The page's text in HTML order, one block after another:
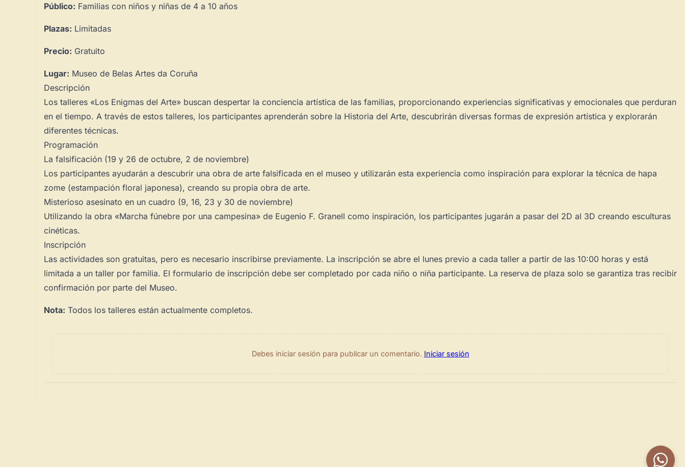
Público: Familias con niños y niñas de 4 a 10 años
Plazas: Limitadas
Precio: Gratuito
Lugar: Museo de Belas Artes da Coruña
Descripción
Los talleres «Los Enigmas del Arte» buscan despertar la conciencia artística de las familias, proporcionando experiencias significativas y emocionales que perduran
en el tiempo. A través de estos talleres, los participantes aprenderán sobre la Historia del Arte, descubrirán diversas formas de expresión artística y explorarán
diferentes técnicas.
Programación
La falsificación (19 y 26 de octubre, 2 de noviembre)
Los participantes ayudarán a descubrir una obra de arte falsificada en el museo y utilizarán esta experiencia como inspiración para explorar la técnica de hapa
zome (estampación floral japonesa), creando su propia obra de arte.
Misterioso asesinato en un cuadro (9, 16, 23 y 30 de noviembre)
Utilizando la obra «Marcha fúnebre por una campesina» de Eugenio F. Granell como inspiración, los participantes jugarán a pasar del 2D al 3D creando esculturas
cinéticas.
Inscripción
Las actividades son gratuitas, pero es necesario inscribirse previamente. La inscripción se abre el lunes previo a cada taller a partir de las 10:00 horas y está
limitada a un taller por familia. El formulario de inscripción debe ser completado por cada niño o niña participante. La reserva de plaza solo se garantiza tras recibir
confirmación por parte del Museo.
Nota: Todos los talleres están actualmente completos.
Debes iniciar sesión para publicar un comentario. Iniciar sesión